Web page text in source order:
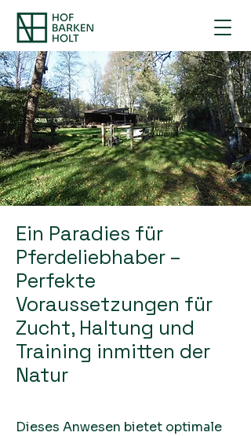
Ein Paradies für
Pferdeliebhaber –
Perfekte
Voraussetzungen für
Zucht, Haltung und
Training inmitten der
Natur
Dieses Anwesen bietet optimale